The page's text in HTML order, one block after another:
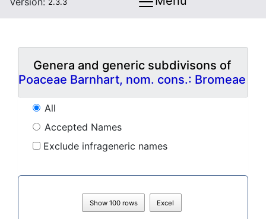
Genera and generic subdivisons of
Poaceae Barnhart, nom. cons.: Bromeae
All
Accepted Names
Exclude infrageneric names
Show 100 rows Excel